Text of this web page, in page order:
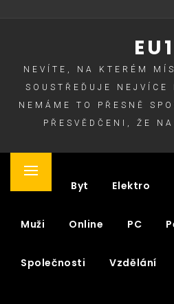
EU1
NEVÍTE, NA KTERÉM
SOUSTŘEĎUJE NEJVÍCE
NEMÁME TO PŘESNĚ
PŘESVĚDČENI, ŽE
Primary
Byt Elektro
Muži Online PC
Společnosti Vzdělání